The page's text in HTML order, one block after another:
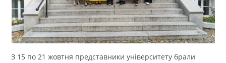
З 15 по 21 жовтня представники університету брали